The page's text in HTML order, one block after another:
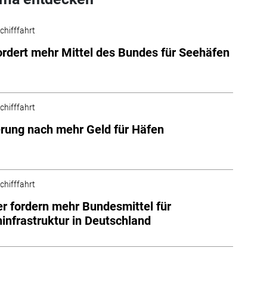
mehr Mittel des Bundes für Seehäfen
nach mehr Geld für Häfen
fordern mehr Bundesmittel für
in Deutschland